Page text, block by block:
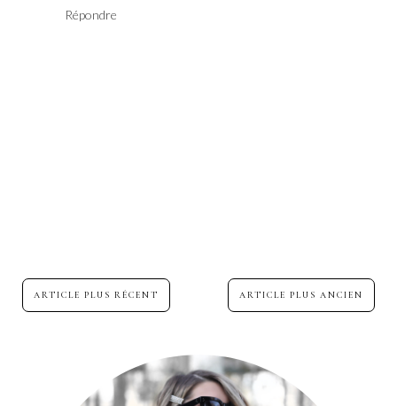
Répondre
ARTICLE PLUS RÉCENT ARTICLE PLUS ANCIEN